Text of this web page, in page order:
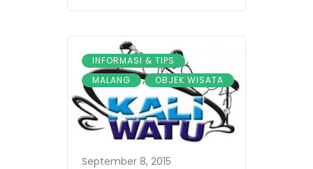
INFORMASI & TIPS ,
MALANG , OBJEK WISATA
September 8, 2015